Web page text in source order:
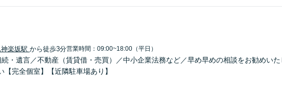
楽坂駅 から徒歩3分営業時間：09:00~18:00（平日）
続・遺言／不動産（賃貸借・売買）／中小企業法務など／早め早めの相談をお勧めいた
【完全個室】【近隣駐車場あり】